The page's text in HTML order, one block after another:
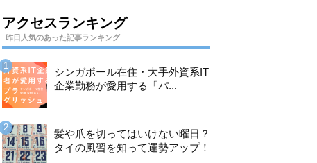
アクセスランキング
昨日人気のあった記事ランキング
シンガポール在住・大手外資系IT
企業勤務が愛用する「パ...
髪や爪を切ってはいけない曜日？
タイの風習を知って運勢アップ！